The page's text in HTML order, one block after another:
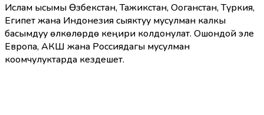
Ислам ысымы Өзбекстан, Тажикстан, Ооганстан, Түркия,
Египет жана Индонезия сыяктуу мусулман калкы
басымдуу өлкөлөрдө кеңири колдонулат. Ошондой эле
Европа, АКШ жана Россиядагы мусулман
коомчулуктарда кездешет.